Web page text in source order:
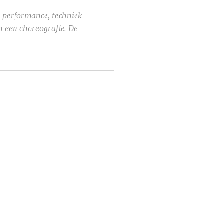
techniek
een choreografie. De